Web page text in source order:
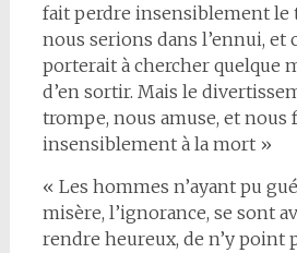
fait perdre insensiblement le
nous serions dans l’ennui, et
porterait à chercher quelque
d’en sortir. Mais le
trompe, nous amuse, et nous
insensiblement à la mort »
« Les hommes n’ayant pu
misère, l’ignorance, se sont
rendre heureux, de n’y point